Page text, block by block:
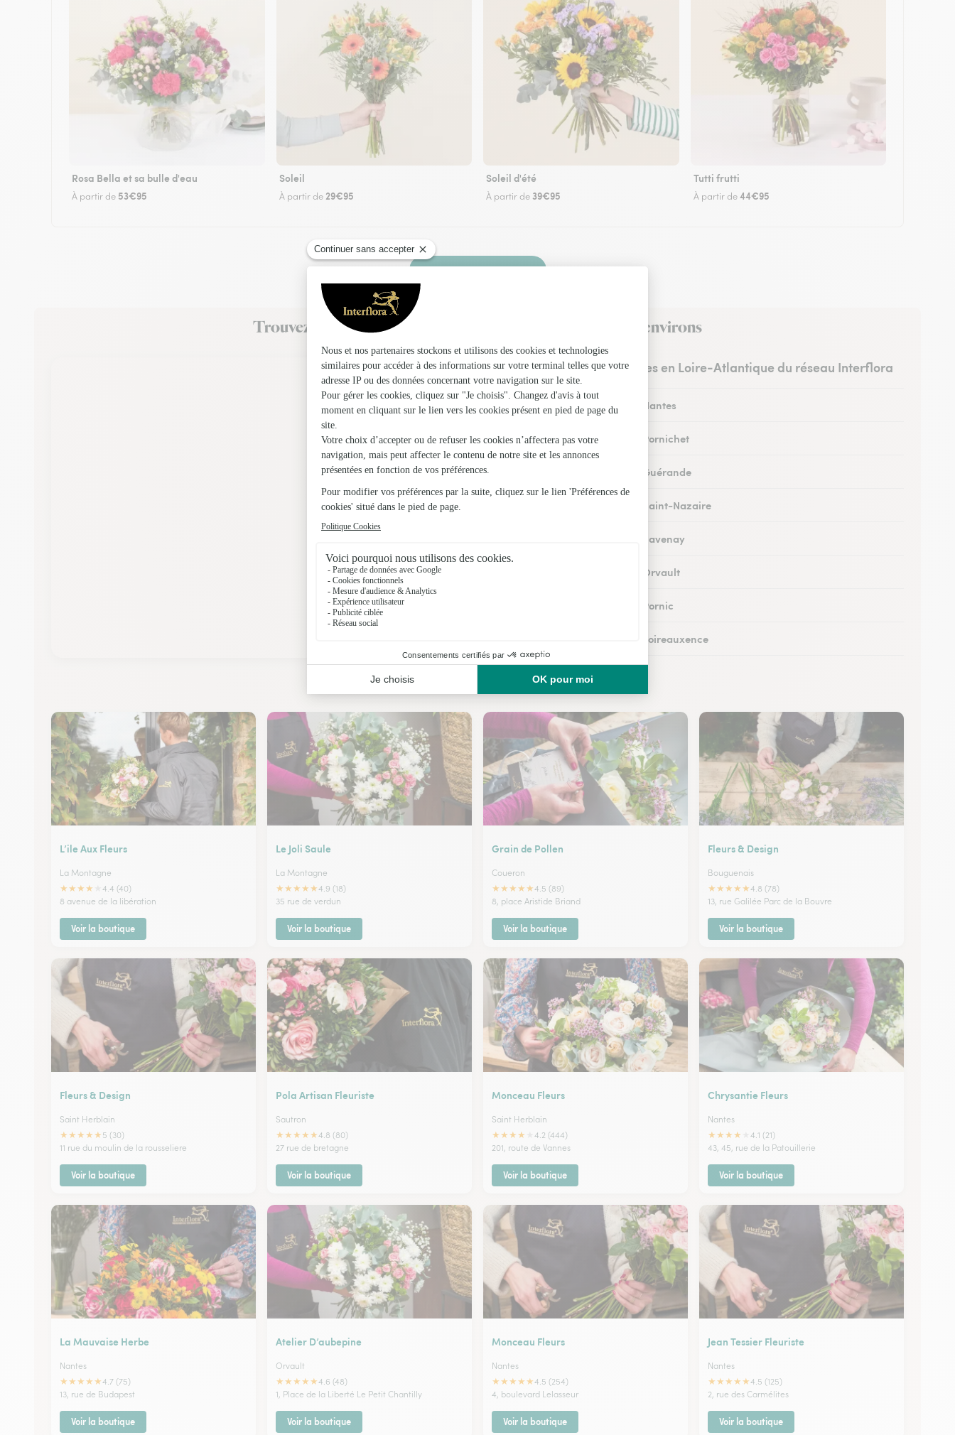
Rosa Bella et sa bulle d'eau
À partir de 53€95
Soleil
À partir de 29€95
Soleil d'été
À partir de 39€95
Tutti frutti
À partir de44€95
Faire livrer des fleurs
Trouvez un fleuriste Interflora à La Montagne et dans ses environs
Les fleuristes en Loire-Atlantique du réseau Interflora
Fleuristes à Nantes
Fleuristes à Pornichet
Fleuristes à Guérande
Fleuristes à Saint-Nazaire
Fleuristes à Savenay
Fleuristes à Orvault
Fleuristes à Pornic
Fleuristes à Loireauxence
Nos fleuristes à La Montagne
L’ile Aux Fleurs
La Montagne
★★★★
4.4 (40)
8 avenue de la libération
Voir la boutique
Le Joli Saule
La Montagne
★★★★★4.9 (18)
35 rue de verdun
Voir la boutique
Grain de Pollen
Coueron
★★★★★4.5 (89)
8, place Aristide Briand
Voir la boutique
Fleurs & Design
Bouguenais
★★★★★4.8 (78)
13, rue Galilée Parc de la Bouvre
Voir la boutique
Fleurs & Design
Saint Herblain
★★★★★ 5 (30)
11 rue du moulin de la rousseliere
Voir la boutique
Pola Artisan Fleuriste
Sautron
★★★★★4.8 (80)
27 rue de bretagne
Voir la boutique
Monceau Fleurs
Saint Herblain
★★★★
4.2 (444)
201, route de Vannes
Voir la boutique
Chrysantie Fleurs
Nantes
★★★★
4.1 (21)
43, 45, rue de la Patouillerie
Voir la boutique
La Mauvaise Herbe
Nantes
★★★★★4.7 (75)
13, rue de Budapest
Voir la boutique
Atelier D’aubepine
Orvault
★★★★★4.6 (48)
1, Place de la Liberté Le Petit Chantilly
Voir la boutique
Monceau Fleurs
Nantes
★★★★★4.5 (254)
4, boulevard Lelasseur
Voir la boutique
Jean Tessier Fleuriste
Nantes
★★★★★4.5 (125)
2, rue des Carmélites
Voir la boutique